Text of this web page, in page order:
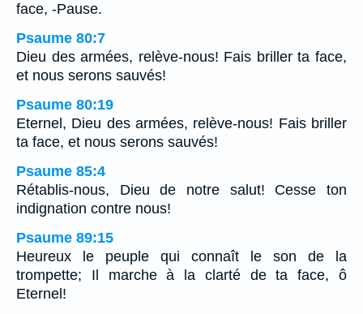
face, -Pause.
Psaume 80:7
Dieu des armées, relève-nous! Fais briller ta face,
et nous serons sauvés!
Psaume 80:19
Eternel, Dieu des armées, relève-nous! Fais briller
ta face, et nous serons sauvés!
Psaume 85:4
Rétablis-nous, Dieu de notre salut! Cesse ton
indignation contre nous!
Psaume 89:15
Heureux le peuple qui connaît le son de la
trompette; Il marche à la clarté de ta face, ô
Eternel!